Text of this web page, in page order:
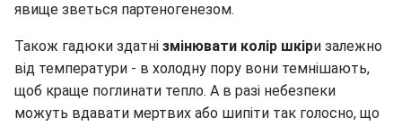
явище зветься партеногенезом.
Також гадюки здатні змінювати колір шкіри залежно
від температури - в холодну пору вони темнішають,
щоб краще поглинати тепло. А в разі небезпеки
можуть вдавати мертвих або шипіти так голосно, що